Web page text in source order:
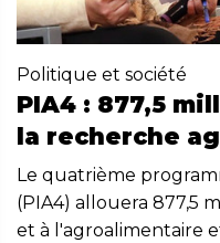
Politique et société
PIA4 : 877,5
la recherche
Le quatrième
(PIA4) allouera 877,5
et à l'agroalimentaire